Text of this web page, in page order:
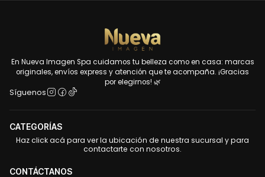
En Nueva Imagen Spa cuidamos tu belleza como en casa: marcas
originales, envíos express y atención que te acompaña. ¡Gracias
por elegirnos! 🌿
Síguenos
CATEGORÍAS
Haz click acá para ver la ubicación de nuestra sucursal y para
contactarte con nosotros.
CONTÁCTANOS